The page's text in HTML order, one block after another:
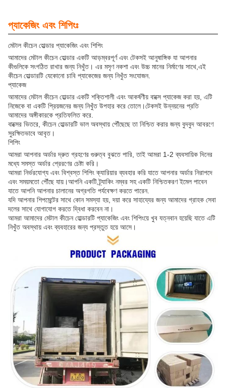
প্যাকেজিং এবং শিপিংঃ
মেটাল কীচেন হোল্ডার প্যাকেজিং এবং শিপিং
আমাদের মেটাল কীচেন হোল্ডার একটি আড়ম্বরপূর্ণ এবং টেকসই আনুষাঙ্গিক যা আপনার
কীগুলিকে সংগঠিত রাখার জন্য নিখুঁত। এর মসৃণ নকশা এবং উচ্চ মানের নির্মাণের সাথে,এই
কীচেন হোল্ডারটি যেকোনো চাবি প্যাকেজের জন্য নিখুঁত সংযোজন.
প্যাকেজ
আমাদের মেটাল কীচেন হোল্ডার একটি শক্তিশালী এবং আকর্ষণীয় বাক্সে প্যাকেজ করা হয়, এটি
নিজেকে বা একটি প্রিয়জনের জন্য নিখুঁত উপহার করে তোলে।টেকসই উন্নয়নের প্রতি
আমাদের অঙ্গীকারকে প্রতিফলিত করে.
বাক্সের ভিতরে, কীচেন হোল্ডারটি ভাল অবস্থায় পৌঁছেছে তা নিশ্চিত করার জন্য বুদবুদ আবরণে
সুরক্ষিতভাবে আবৃত।
শিপিং
আমরা আপনার অর্ডার দ্রুত গ্রহণের গুরুত্ব বুঝতে পারি, তাই আমরা 1-2 ব্যবসায়িক দিনের
মধ্যে সমস্ত অর্ডার প্রেরণের চেষ্টা করি।
আমরা নির্ভরযোগ্য এবং বিশ্বস্ত শিপিং ক্যারিয়ার ব্যবহার করি যাতে আপনার অর্ডার নিরাপদে
এবং সময়মতো পৌঁছে যায়।আপনি একটি ট্র্যাকিং নম্বর সহ একটি নিশ্চিতকরণ ইমেল পাবেন
যাতে আপনি আপনার চালানের অগ্রগতি পর্যবেক্ষণ করতে পারেন.
যদি আপনার শিপমেন্টের সাথে কোন সমস্যা হয়, দয়া করে সাহায্যের জন্য আমাদের গ্রাহক সেবা
দলের সাথে যোগাযোগ করতে দ্বিধা করবেন না।
আমরা আমাদের মেটাল কীচেন হোল্ডারটি প্যাকেজিং এবং শিপিংয়ে খুব যত্নবান হয়েছি যাতে এটি
নিখুঁত অবস্থায় এবং ব্যবহারের জন্য প্রস্তুত হয়ে আসে।